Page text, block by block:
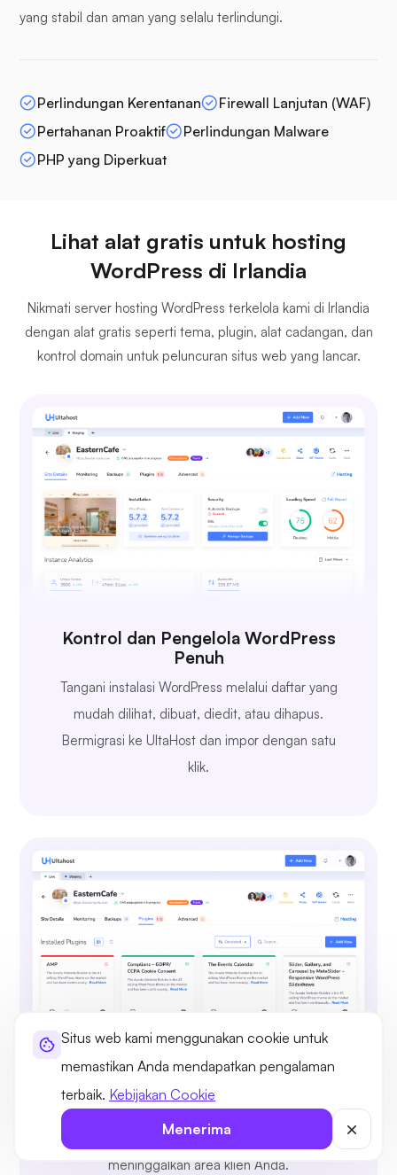
Situs web kami menggunakan cookie untuk
memastikan Anda mendapatkan pengalaman
terbaik. Kebijakan Cookie
Menerima
yang stabil dan aman yang selalu terlindungi.
Perlindungan Kerentanan
Firewall Lanjutan (WAF)
Pertahanan Proaktif
Perlindungan Malware
PHP yang Diperkuat
Lihat alat gratis untuk hosting
WordPress di Irlandia
Nikmati server hosting WordPress terkelola kami di Irlandia
dengan alat gratis seperti tema, plugin, alat cadangan, dan
kontrol domain untuk peluncuran situs web yang lancar.
Kontrol dan Pengelola WordPress
Penuh
Tangani instalasi WordPress melalui daftar yang
mudah dilihat, dibuat, diedit, atau dihapus.
Bermigrasi ke UltaHost dan impor dengan satu
klik.
Instal dan kelola plugin WordPress, uji, dan
terapkan dengan mudah tanpa perlu repot
meninggalkan area klien Anda.